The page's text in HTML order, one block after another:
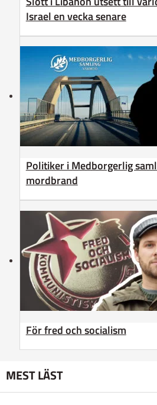
Israel en vecka senare
Politiker i Medborgerlig
mordbrand
För fred och socialism
MEST LÄST